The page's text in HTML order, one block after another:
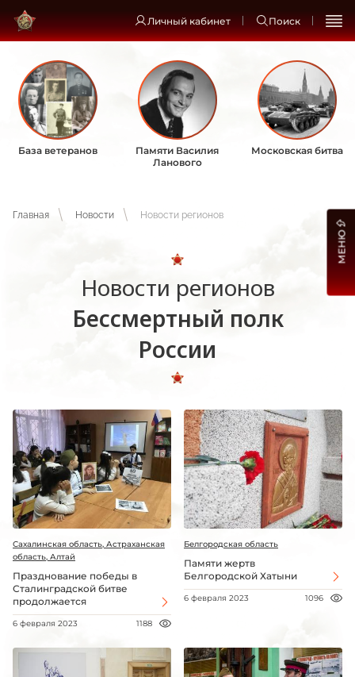
Личный кабинет Поиск
База ветеранов
Памяти Василия
Ланового
Московская битва
Главная Новости Новости регионов
Новости регионов
Бессмертный полк
России
Сахалинская область, Астраханская
область, Алтай
Празднование победы в
Сталинградской битве
продолжается
6 февраля 2023 1188
Белгородская область
Памяти жертв
Белгородской Хатыни
6 февраля 2023 1096
МЕНЮ